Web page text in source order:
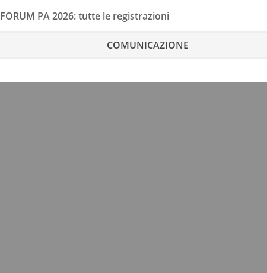
FORUM PA 2026: tutte le registrazioni
COMUNICAZIONE